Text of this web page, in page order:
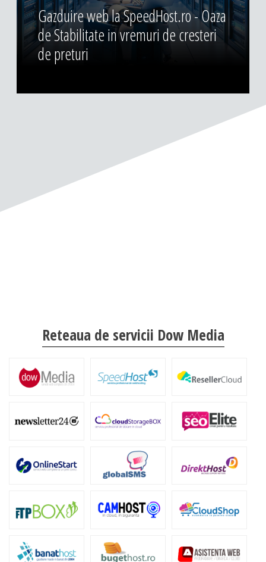
Gazduire web la SpeedHost.ro - Oaza
de Stabilitate in vremuri de cresteri
de preturi
Reteaua de servicii Dow Media